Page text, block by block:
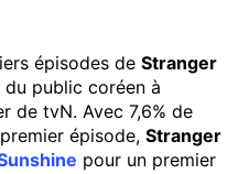
épisodes de Stranger
public coréen à
de tvN. Avec 7,6% de
épisode, Stranger
pour un premier